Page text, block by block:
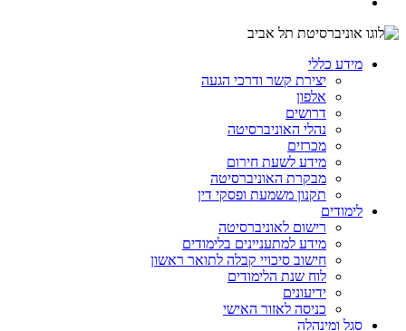
מידע כללי
יצירת קשר ודרכי הגעה
אלפון
דרושים
נהלי האוניברסיטה
מכרזים
מידע לשעת חירום
מבקרת האוניברסיטה
תקנון משמעת ופסקי דין
לימודים
רישום לאוניברסיטה
מידע למתעניינים בלימודים
חישוב סיכויי קבלה לתואר ראשון
לוח שנת הלימודים
ידיעונים
כניסה לאזור האישי
סגל ומינהלה